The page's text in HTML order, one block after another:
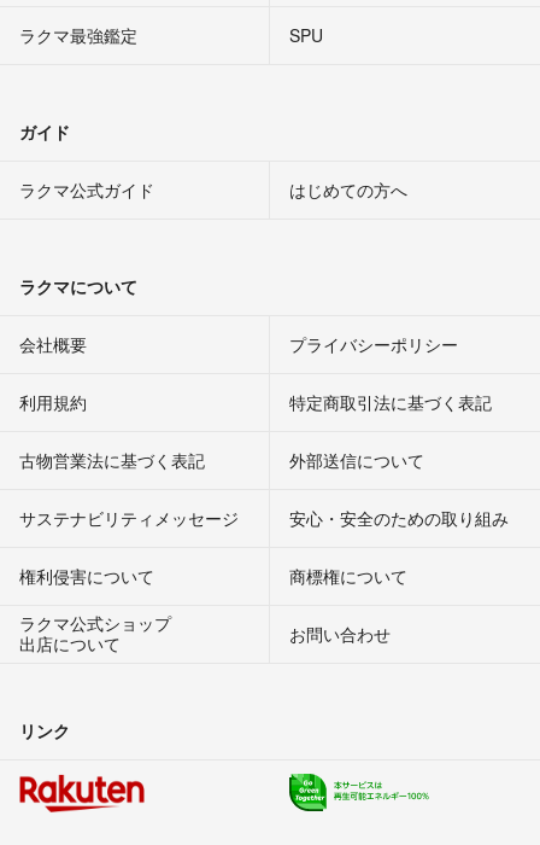
ラクマ最強鑑定
SPU
ガイド
ラクマ公式ガイド はじめての方へ
ラクマについて
会社概要 プライバシーポリシー
利用規約 特定商取引法に基づく表記
古物営業法に基づく表記 外部送信について
サステナビリティメッセージ 安心・安全のための取り組み
権利侵害について
商標権について
ラクマ公式ショップ
出店について
お問い合わせ
リンク